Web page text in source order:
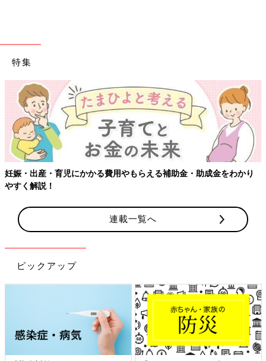
特集
り 【ワクチン接種できるものも】妊婦の感染症対策、知ってお
連載一覧へ
ピックアップ